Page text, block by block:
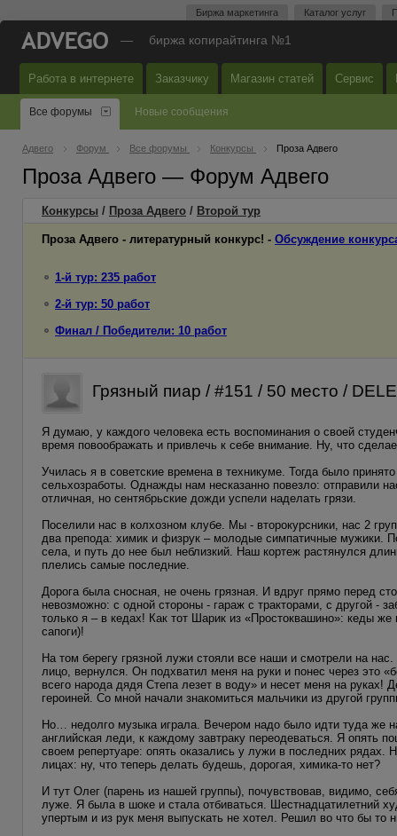
Биржа маркетинга Каталог услуг
— биржа копирайтинга №1
Работа в интернете Заказчику Магазин статей Сервис
Все форумы Новые сообщения
Адвего Форум Все форумы Конкурсы Проза Адвего
Проза Адвего — Форум Адвего
Конкурсы / Проза Адвего / Второй тур
Проза Адвего - литературный конкурс! - Обсуждение
1-й тур: 235 работ
2-й тур: 50 работ
Финал / Победители: 10 работ
Грязный пиар / #151 / 50 место /
Я думаю, у каждого человека есть воспоминания о своей
время повоображать и привлечь к себе внимание. Ну, что
Училась я в советские времена в техникуме. Тогда было
сельхозработы. Однажды нам несказанно повезло: отправили
отличная, но сентябрьские дожди успели наделать грязи.
Поселили нас в колхозном клубе. Мы - второкурсники, нас 2
два препода: химик и физрук – молодые симпатичные мужики.
села, и путь до нее был неблизкий. Наш кортеж растянулся
плелись самые последние.
Дорога была сносная, не очень грязная. И вдруг прямо перед
невозможно: с одной стороны - гараж с тракторами, с другой -
только я – в кедах! Как тот Шарик из «Простоквашино»: кеды
сапоги)!
На том берегу грязной лужи стояли все наши и смотрели на
лицо, вернулся. Он подхватил меня на руки и понес через это
всего народа дядя Степа лезет в воду» и несет меня на
героиней. Со мной начали знакомиться мальчики из другой
Но… недолго музыка играла. Вечером надо было идти туда же
английская леди, к каждому завтраку переодеваться. Я опять
своем репертуаре: опять оказались у лужи в последних
лицах: ну, что теперь делать будешь, дорогая, химика-то нет?
И тут Олег (парень из нашей группы), почувствовав, видимо,
луже. Я была в шоке и стала отбиваться. Шестнадцатилетний
упертым и из рук меня выпускать не хотел. Решил во что бы то